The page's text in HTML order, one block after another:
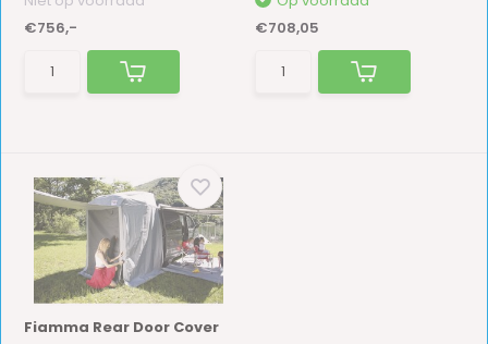
€756,-
€708,05
Fiamma Rear Door Cover